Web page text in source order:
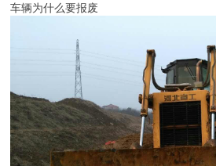
车辆为什么要报废